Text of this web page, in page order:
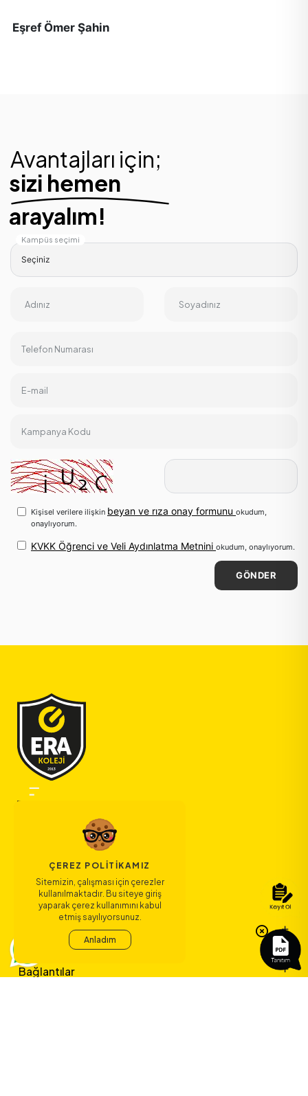
Eşref Ömer Şahin
Avantajları için;
sizi hemen
arayalım!
Kampüs seçimi
Adınız Soyadınız
Telefon Numarası
E-mail
Kampanya Kodu
Kişisel verilere ilişkin beyan ve rıza onay formunu okudum,
onaylıyorum.
KVKK Öğrenci ve Veli Aydınlatma Metnini okudum, onaylıyorum.
GÖNDER
Bize Ulaşın
Bağlantılar
ÇEREZ POLITIKAMIZ
Sitemizin, çalışması için çerezler
kullanılmaktadır. Bu siteye giriş
yaparak çerez kullanımını kabul
etmiş sayılıyorsunuz.
Anladım